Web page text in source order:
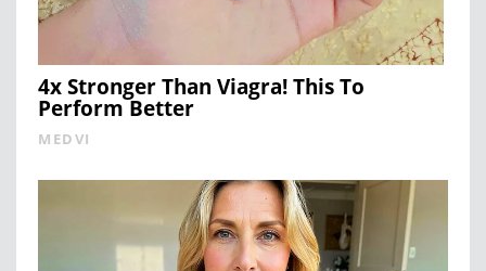
4x Stronger Than Viagra! This To
Perform Better
MEDVI